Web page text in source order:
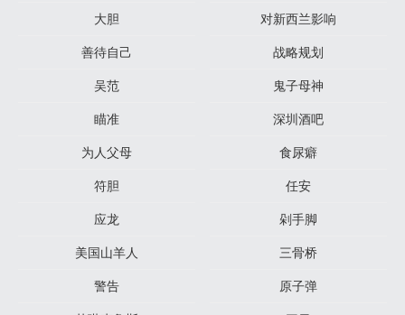
大胆
对新西兰影响
善待自己
战略规划
吴范
鬼子母神
瞄准
深圳酒吧
为人父母
食尿癖
符胆
任安
应龙
剁手脚
美国山羊人
三骨桥
警告
原子弹